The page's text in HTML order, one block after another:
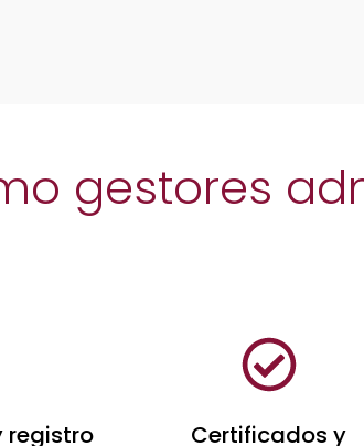
gestores
registro
Certificados y